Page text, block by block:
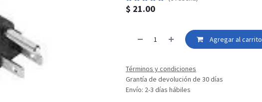
$ 21.00
Agregar al carrito
Términos y condiciones
Grantía de devolución de 30 días
Envío: 2-3 días hábiles